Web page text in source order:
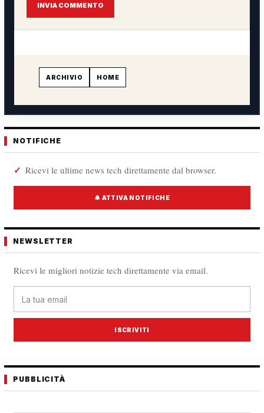
INVIA COMMENTO
ARCHIVIO HOME
NOTIFICHE
Ricevi le ultime news tech direttamente dal browser.
🔔 ATTIVA NOTIFICHE
NEWSLETTER
Ricevi le migliori notizie tech direttamente via email.
ISCRIVITI
PUBBLICITÀ